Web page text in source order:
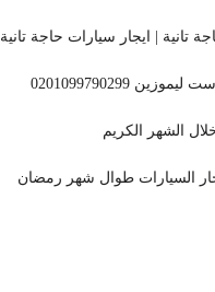
تانية | ايجار سيارات حاجة تانية
0201099790299
السيارات طوال شهر رمضان